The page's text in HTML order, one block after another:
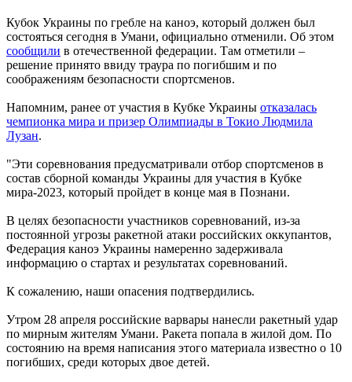
Кубок Украины по гребле на каноэ, который должен был
состояться сегодня в Умани, официально отменили. Об этом
сообщили в отечественной федерации. Там отметили –
решение принято ввиду траура по погибшим и по
соображениям безопасности спортсменов.
Напомним, ранее от участия в Кубке Украины отказалась
чемпионка мира и призер Олимпиады в Токио Людмила
Лузан.
"Эти соревнования предусматривали отбор спортсменов в
состав сборной команды Украины для участия в Кубке
мира-2023, который пройдет в конце мая в Познани.
В целях безопасности участников соревнований, из-за
постоянной угрозы ракетной атаки российских оккупантов,
Федерация каноэ Украины намеренно задерживала
информацию о стартах и ​​результатах соревнований.
К сожалению, наши опасения подтвердились.
Утром 28 апреля российские варвары нанесли ракетный удар
по мирным жителям Умани. Ракета попала в жилой дом. По
состоянию на время написания этого материала известно о 10
погибших, среди которых двое детей.